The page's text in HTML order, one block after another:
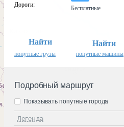
Дороги:
Бесплатные
Найти
попутные грузы
Найти
попутные машины
Подробный маршрут
Легенда
Показывать попутные города